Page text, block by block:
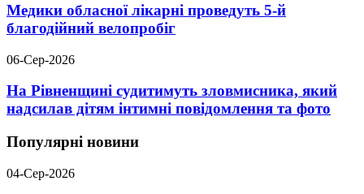
Медики обласної лікарні проведуть 5-й
благодійний велопробіг
06-Сер-2026
На Рівненщині судитимуть зловмисника, який
надсилав дітям інтимні повідомлення та фото
Популярні новини
04-Сер-2026